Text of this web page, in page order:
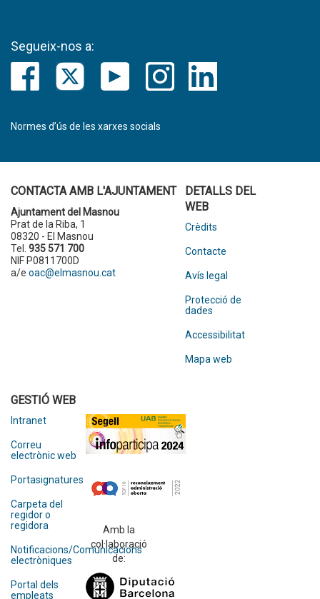
Segueix-nos a:
Normes d’ús de les xarxes socials
CONTACTA AMB L'AJUNTAMENT
Ajuntament del Masnou
Prat de la Riba, 1
08320 - El Masnou
Tel. 935 571 700
NIF P0811700D
a/e oac@elmasnou.cat
DETALLS DEL
WEB
Crèdits
Contacte
Avís legal
Protecció de
dades
Accessibilitat
Mapa web
GESTIÓ WEB
Intranet
Correu
electrònic web
Portasignatures
Carpeta del
regidor o
regidora
Notificacions/Comunicacions
electròniques
Portal dels
empleats
Amb la
col·laboració
de: